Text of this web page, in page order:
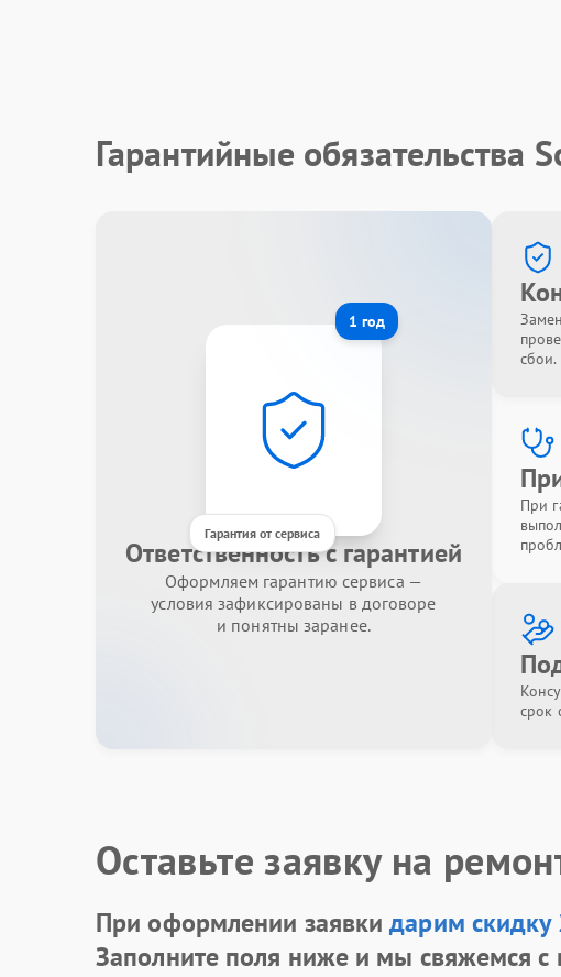
Гарантийные обязательства
1 год
Гарантия от сервиса
Ответственность с гарантией
Оформляем гарантию сервиса —
условия зафиксированы в договоре
и понятны заранее.
сбои.
При
срок
Оставьте заявку на
При оформлении заявкидарим скидку
Заполните поля ниже и мы свяжемся